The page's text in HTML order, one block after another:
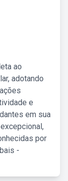
ao
adotando
e
em sua
por
-